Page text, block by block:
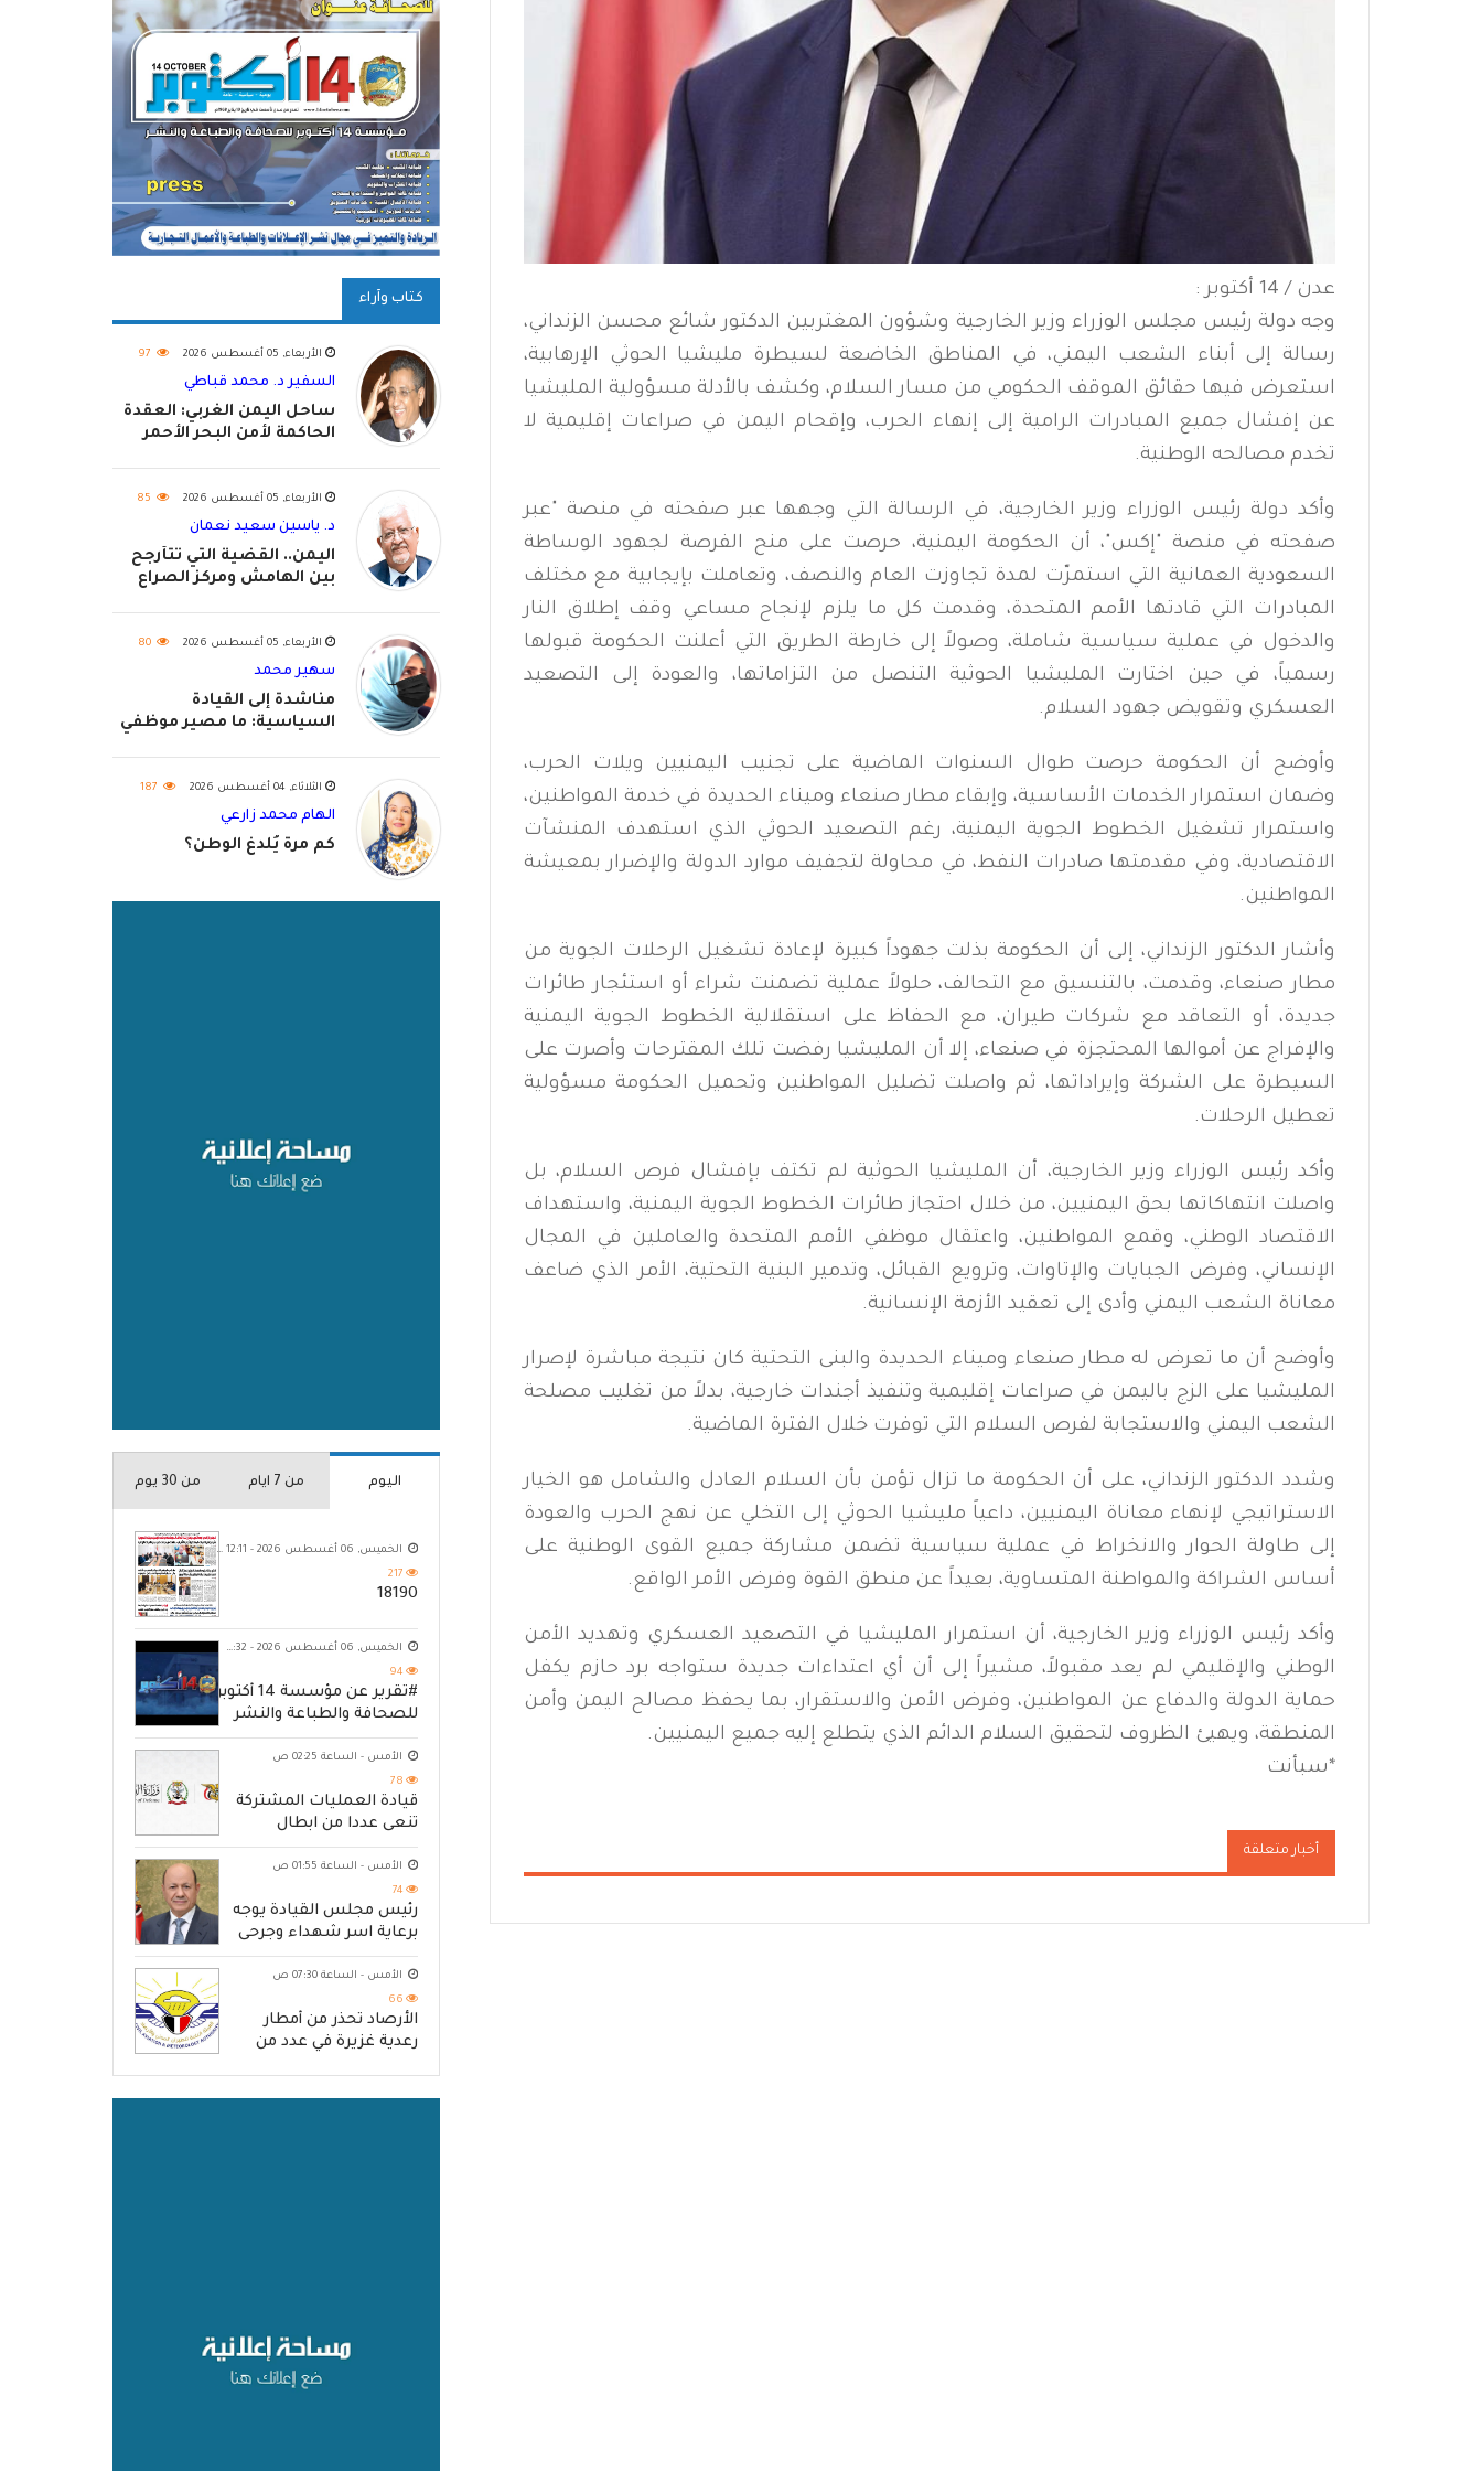
عدن / 14 أكتوبر :
وجه دولة رئيس مجلس الوزراء وزير الخارجية وشؤون المغتربين الدكتور شائع محسن الزنداني،
رسالة إلى أبناء الشعب اليمني، في المناطق الخاضعة لسيطرة مليشيا الحوثي الإرهابية،
استعرض فيها حقائق الموقف الحكومي من مسار السلام، وكشف بالأدلة مسؤولية المليشيا
عن إفشال جميع المبادرات الرامية إلى إنهاء الحرب، وإقحام اليمن في صراعات إقليمية لا
تخدم مصالحه الوطنية.
وأكد دولة رئيس الوزراء وزير الخارجية، في الرسالة التي وجهها عبر صفحته في منصة "عبر
صفحته في منصة "إكس"، أن الحكومة اليمنية، حرصت على منح الفرصة لجهود الوساطة
السعودية العمانية التي استمرّت لمدة تجاوزت العام والنصف، وتعاملت بإيجابية مع مختلف
المبادرات التي قادتها الأمم المتحدة، وقدمت كل ما يلزم لإنجاح مساعي وقف إطلاق النار
والدخول في عملية سياسية شاملة، وصولاً إلى خارطة الطريق التي أعلنت الحكومة قبولها
رسمياً، في حين اختارت المليشيا الحوثية التنصل من التزاماتها، والعودة إلى التصعيد
العسكري وتقويض جهود السلام.
وأوضح أن الحكومة حرصت طوال السنوات الماضية على تجنيب اليمنيين ويلات الحرب،
وضمان استمرار الخدمات الأساسية، وإبقاء مطار صنعاء وميناء الحديدة في خدمة المواطنين،
واستمرار تشغيل الخطوط الجوية اليمنية، رغم التصعيد الحوثي الذي استهدف المنشآت
الاقتصادية، وفي مقدمتها صادرات النفط، في محاولة لتجفيف موارد الدولة والإضرار بمعيشة
المواطنين.
وأشار الدكتور الزنداني، إلى أن الحكومة بذلت جهوداً كبيرة لإعادة تشغيل الرحلات الجوية من
مطار صنعاء، وقدمت، بالتنسيق مع التحالف، حلولاً عملية تضمنت شراء أو استئجار طائرات
جديدة، أو التعاقد مع شركات طيران، مع الحفاظ على استقلالية الخطوط الجوية اليمنية
والإفراج عن أموالها المحتجزة في صنعاء، إلا أن المليشيا رفضت تلك المقترحات وأصرت على
السيطرة على الشركة وإيراداتها، ثم واصلت تضليل المواطنين وتحميل الحكومة مسؤولية
تعطيل الرحلات.
وأكد رئيس الوزراء وزير الخارجية، أن المليشيا الحوثية لم تكتف بإفشال فرص السلام، بل
واصلت انتهاكاتها بحق اليمنيين، من خلال احتجاز طائرات الخطوط الجوية اليمنية، واستهداف
الاقتصاد الوطني، وقمع المواطنين، واعتقال موظفي الأمم المتحدة والعاملين في المجال
الإنساني، وفرض الجبايات والإتاوات، وترويع القبائل، وتدمير البنية التحتية، الأمر الذي ضاعف
معاناة الشعب اليمني وأدى إلى تعقيد الأزمة الإنسانية.
وأوضح أن ما تعرض له مطار صنعاء وميناء الحديدة والبنى التحتية كان نتيجة مباشرة لإصرار
المليشيا على الزج باليمن في صراعات إقليمية وتنفيذ أجندات خارجية، بدلاً من تغليب مصلحة
الشعب اليمني والاستجابة لفرص السلام التي توفرت خلال الفترة الماضية.
وشدد الدكتور الزنداني، على أن الحكومة ما تزال تؤمن بأن السلام العادل والشامل هو الخيار
الاستراتيجي لإنهاء معاناة اليمنيين، داعياً مليشيا الحوثي إلى التخلي عن نهج الحرب والعودة
إلى طاولة الحوار والانخراط في عملية سياسية تضمن مشاركة جميع القوى الوطنية على
أساس الشراكة والمواطنة المتساوية، بعيداً عن منطق القوة وفرض الأمر الواقع.
وأكد رئيس الوزراء وزير الخارجية، أن استمرار المليشيا في التصعيد العسكري وتهديد الأمن
الوطني والإقليمي لم يعد مقبولاً، مشيراً إلى أن أي اعتداءات جديدة ستواجه برد حازم يكفل
حماية الدولة والدفاع عن المواطنين، وفرض الأمن والاستقرار، بما يحفظ مصالح اليمن وأمن
المنطقة، ويهيئ الظروف لتحقيق السلام الدائم الذي يتطلع إليه جميع اليمنيين.
*سبأنت
أخبار متعلقة
كتاب وآراء
الأربعاء, 05 أغسطس 2026 97
السفير د. محمد قباطي
ساحل اليمن الغربي: العقدة
الحاكمة لأمن البحر الأحمر
الأربعاء, 05 أغسطس 2026 85
د. ياسين سعيد نعمان
اليمن.. القضية التي تتأرجح
بين الهامش ومركز الصراع
الأربعاء, 05 أغسطس 2026 80
سهير محمد
مناشدة إلى القيادة
السياسية: ما مصير موظفي
الثلاثاء, 04 أغسطس 2026 187
الهام محمد زارعي
كم مرة يُلدغ الوطن؟
اليوم من 7 ايام من 30 يوم
الخميس, 06 أغسطس 2026 - 12:11 ص
217
18190
الخميس, 06 أغسطس 2026 - 10:32 م
94
#تقرير عن مؤسسة 14 أكتوبر
للصحافة والطباعة والنشر
الأمس - الساعة 02:25 ص
78
قيادة العمليات المشتركة
تنعى عددا من ابطال
القوات المسلحة
الأمس - الساعة 01:55 ص
74
رئيس مجلس القيادة يوجه
برعاية اسر شهداء وجرحى
الهجوم الإرهابي الحوثي
والرد الحازم على مصدر
التهديد
الأمس - الساعة 07:30 ص
66
الأرصاد تحذّر من أمطار
رعدية غزيرة في عدد من